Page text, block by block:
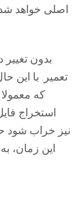
تعمیر. با این
استخراج
این زمان،